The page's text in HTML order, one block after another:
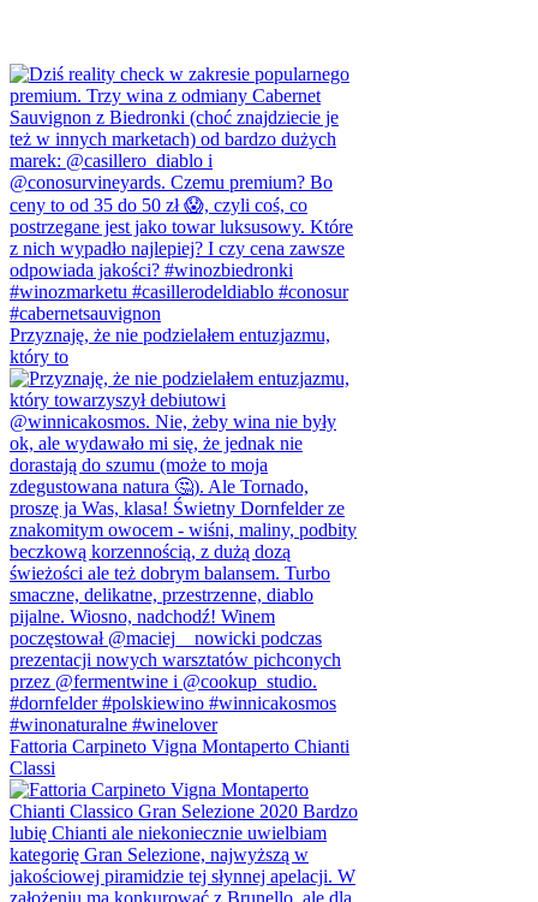
Przyznaję, że nie podzielałem entuzjazmu,
który to
Fattoria Carpineto Vigna Montaperto Chianti
Classi